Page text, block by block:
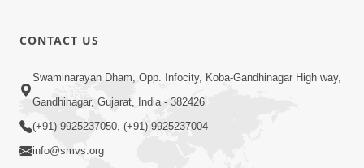
17:00
હું કોણ છું ? ભાગ 1 | SMVS Spiritual
Journey | Anadimukta Gyan
CONTACT US
Swaminarayan Dham, Opp. Infocity, Koba-Gandhinagar High way,
Gandhinagar, Gujarat, India - 382426
(+91) 9925237050, (+91) 9925237004
info@smvs.org